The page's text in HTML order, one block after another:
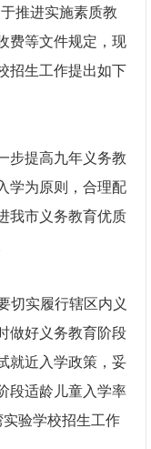
推进实施素质教
费等文件规定，现
招生工作提出如下
步提高九年义务教
学为原则，合理配
我市义务教育优质
切实履行辖区内义
做好义务教育阶段
就近入学政策，妥
段适龄儿童入学率
验学校招生工作